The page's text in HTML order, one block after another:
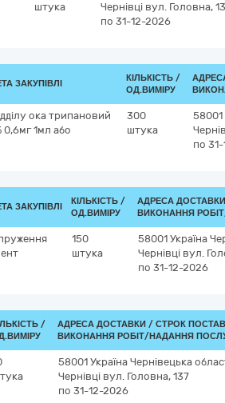
штука
Чернівці вул. Головна,
по 31-12-2026
ЗАКУПІВЛІ
КІЛЬКІСТЬ /
ОД.ВИМІРУ
ока трипановий
0,6мг 1мл або
300
штука
58001
по
ЗАКУПІВЛІ
КІЛЬКІСТЬ /
ОД.ВИМІРУ
АДРЕСА
ВИКОНАННЯ
150
штука
58001 Україна
Чернівці вул.
по 31-12-2026
/
АДРЕСА ДОСТАВКИ / СТРОК
ВИКОНАННЯ РОБІТ/НАДАННЯ
58001 Україна Чернівецька
Чернівці вул. Головна, 137
по 31-12-2026